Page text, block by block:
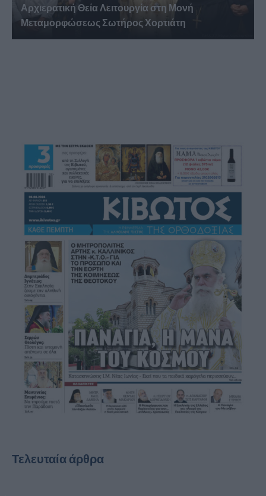
Αρχιερατική Θεία Λειτουργία στη Μονή
Μεταμορφώσεως Σωτήρος Χορτιάτη
Τελευταία άρθρα